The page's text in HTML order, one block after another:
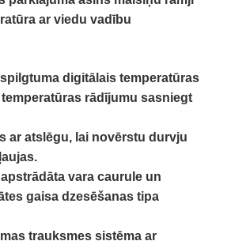
ar viedu vadību
digitālais temperatūras
rādījumu sasniegt
ar atslēgu, lai novērstu durvju
vara caurule un
gaisa dzesēšanas tipa
trauksmes sistēma ar